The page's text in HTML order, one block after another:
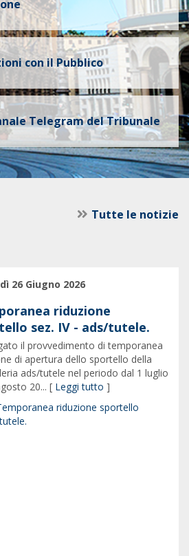
con il Pubblico
Telegram del Tribunale
Tutte le notizie
26 Giugno 2026
riduzione
sez. IV - ads/tutele.
il provvedimento di temporanea
di apertura dello sportello della
ads/tutele nel periodo dal 1 luglio
20... [ Leggi tutto ]
riduzione sportello